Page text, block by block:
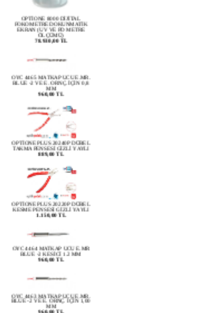
OPTİONE 8000 DİJİTAL
FOKOMETRE DOKUNMATİK
EKRAN (UV VE PD METRE
ÖLÇÜMÜ)
78.930,00 TL
BLUE -2 VE E. ORNÇ. İÇİN 0,8
MM
960,00 TL
OPTİONE PLUS 20240P DÜBEL
TAKMA PENSESİ GİZLİ YAYLI
889,00 TL
OPTİONE PLUS 20220P DÜBEL
KESME PENSESİ GİZLİ YAYLI
1.150,00 TL
BLUE -2 KESİCİ 1.2 MM
960,00 TL
MM
960,00 TL